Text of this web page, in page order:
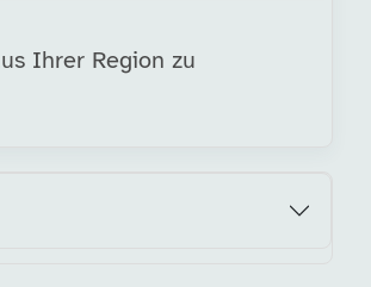
Ihrer Region zu